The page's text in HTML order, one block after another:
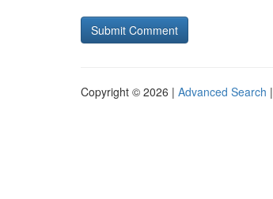
Copyright © 2026 | Advanced Search |